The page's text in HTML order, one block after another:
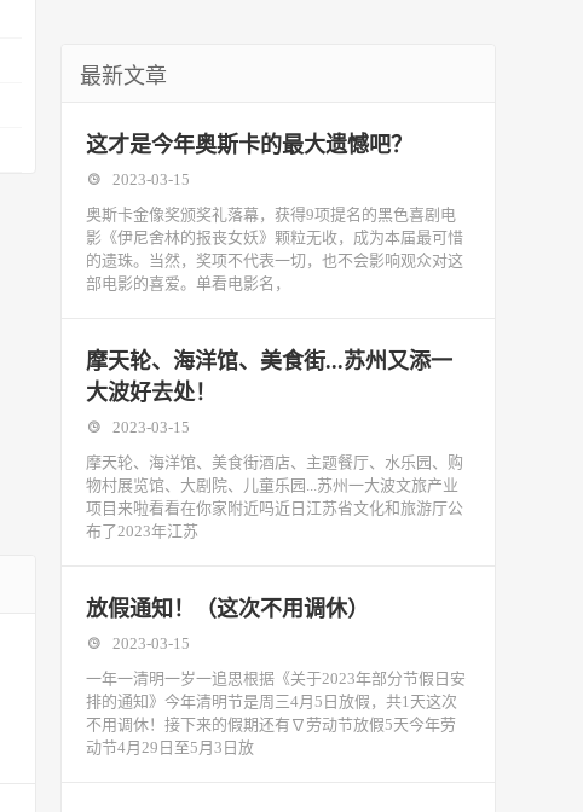
最新文章
这才是今年奥斯卡的最大遗憾吧？
2023-03-15
奥斯卡金像奖颁奖礼落幕，获得9项提名的黑色喜剧电
影《伊尼舍林的报丧女妖》颗粒无收，成为本届最可惜
的遗珠。当然，奖项不代表一切，也不会影响观众对这
部电影的喜爱。单看电影名，
摩天轮、海洋馆、美食街...苏州又添一
大波好去处！
2023-03-15
摩天轮、海洋馆、美食街酒店、主题餐厅、水乐园、购
物村展览馆、大剧院、儿童乐园...苏州一大波文旅产业
项目来啦看看在你家附近吗近日江苏省文化和旅游厅公
布了2023年江苏
放假通知！（这次不用调休）
2023-03-15
一年一清明一岁一追思根据《关于2023年部分节假日安
排的通知》今年清明节是周三4月5日放假，共1天这次
不用调休！接下来的假期还有∇劳动节放假5天今年劳
动节4月29日至5月3日放